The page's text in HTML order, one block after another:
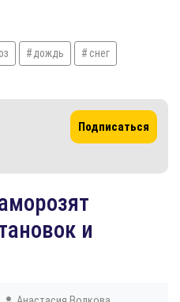
дождь снег
Подписаться
и